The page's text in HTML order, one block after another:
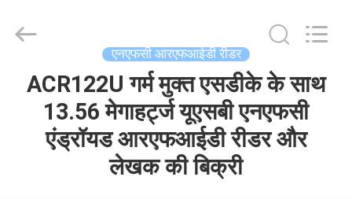
उत्पादों
Reader
Online
Reserved.
एनएफसी आरएफआईडी रीडर
ACR122U गर्म मुक्त एसडीके के साथ
13.56 मेगाहर्ट्ज यूएसबी एनएफसी
एंड्रॉयड आरएफआईडी रीडर और
लेखक की बिक्री